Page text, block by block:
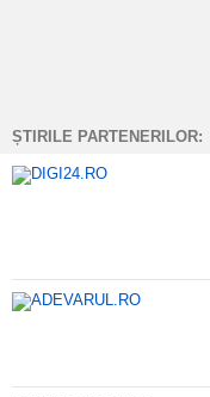
ȘTIRILE PARTENERILOR: